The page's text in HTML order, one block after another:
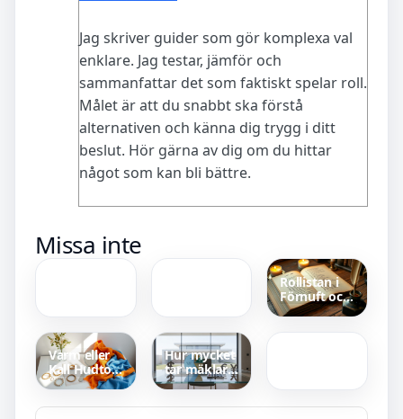
Jag skriver guider som gör komplexa val
enklare. Jag testar, jämför och
sammanfattar det som faktiskt spelar roll.
Målet är att du snabbt ska förstå
alternativen och känna dig trygg i ditt
beslut. Hör gärna av dig om du hittar
något som kan bli bättre.
Missa inte
Man Som
Heter Ove –
Rollistan i
Förnuft och
känsla –
Varm eller
Kall Hudton
Test – Så
Hemma
Hur mycket
tar mäklare
i arvode –
Avgifter Nu
Pulsklocka
Bäst i Test –